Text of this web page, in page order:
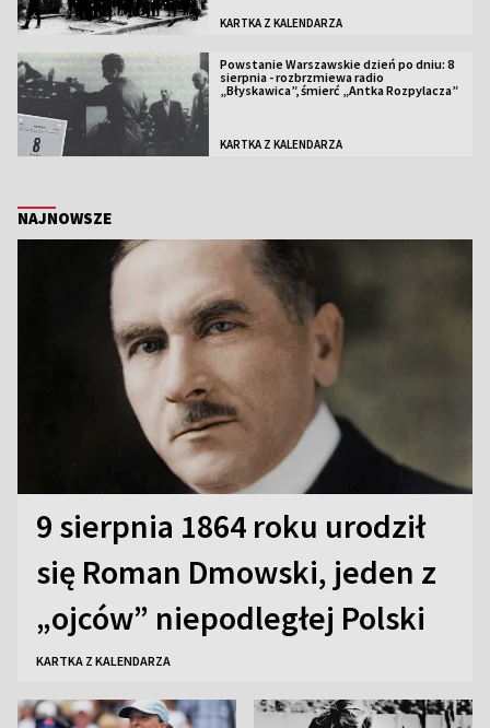
KARTKA Z KALENDARZA
Powstanie Warszawskie dzień po dniu: 8
sierpnia - rozbrzmiewa radio
„Błyskawica”, śmierć „Antka Rozpylacza”
KARTKA Z KALENDARZA
NAJNOWSZE
9 sierpnia 1864 roku urodził
się Roman Dmowski, jeden z
„ojców” niepodległej Polski
KARTKA Z KALENDARZA